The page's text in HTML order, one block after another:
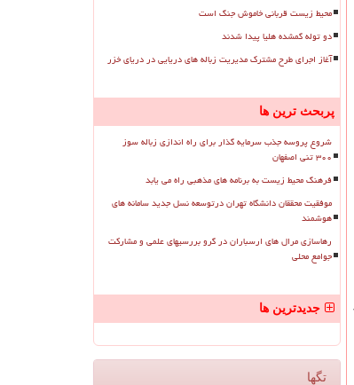
محیط زیست قربانی خاموش جنگ است
دو توله گمشده هلیا پیدا شدند
آغاز اجرای طرح مشترک مدیریت زباله های دریایی در دریای خزر
پربحث ترین ها
شروع پروسه جذب سرمایه گذار برای راه اندازی زباله سوز
۳۰۰ تنی اصفهان
فرهنگ محیط زیست به برنامه های مذهبی راه می یابد
موفقیت محققان دانشگاه تهران درتوسعه نسل جدید سامانه های
هوشمند
رهاسازی مرال های ارسباران در گرو بررسیهای علمی و مشارکت
جوامع محلی
جدیدترین ها
تگها